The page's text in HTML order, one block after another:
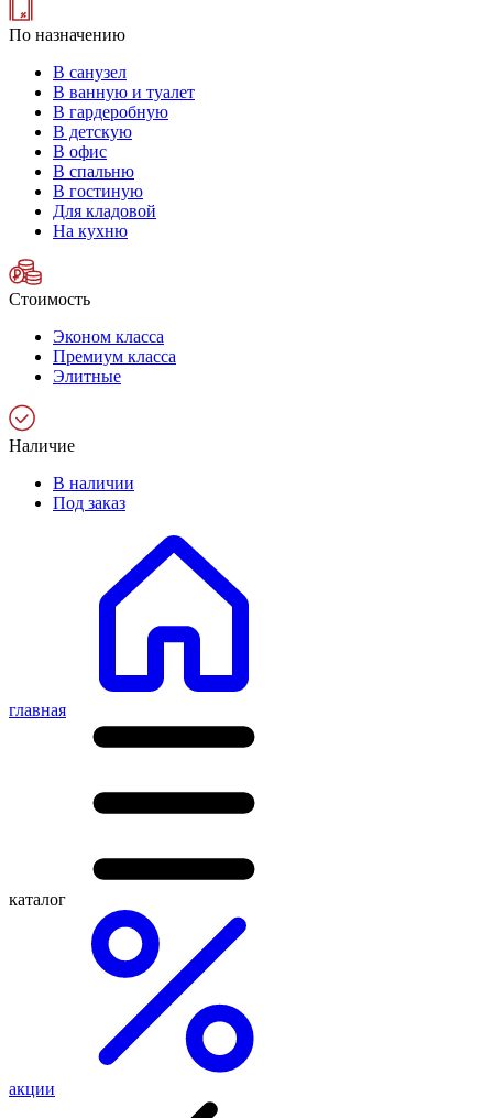
По назначению
В санузел
В ванную и туалет
В гардеробную
В детскую
В офис
В спальню
В гостиную
Для кладовой
На кухню
Стоимость
Эконом класса
Премиум класса
Элитные
Наличие
В наличии
Под заказ
главная
каталог
акции